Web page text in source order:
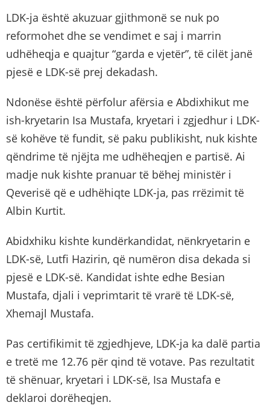
LDK-ja është akuzuar gjithmonë se nuk po
reformohet dhe se vendimet e saj i marrin
udhëheqja e quajtur “garda e vjetër”, të cilët janë
pjesë e LDK-së prej dekadash.
Ndonëse është përfolur afërsia e Abdixhikut me
ish-kryetarin Isa Mustafa, kryetari i zgjedhur i LDK-
së kohëve të fundit, së paku publikisht, nuk kishte
qëndrime të njëjta me udhëheqjen e partisë. Ai
madje nuk kishte pranuar të bëhej ministër i
Qeverisë që e udhëhiqte LDK-ja, pas rrëzimit të
Albin Kurtit.
Abidxhiku kishte kundërkandidat, nënkryetarin e
LDK-së, Lutfi Hazirin, që numëron disa dekada si
pjesë e LDK-së. Kandidat ishte edhe Besian
Mustafa, djali i veprimtarit të vrarë të LDK-së,
Xhemajl Mustafa.
Pas certifikimit të zgjedhjeve, LDK-ja ka dalë partia
e tretë me 12.76 për qind të votave. Pas rezultatit
të shënuar, kryetari i LDK-së, Isa Mustafa e
deklaroi dorëheqjen.